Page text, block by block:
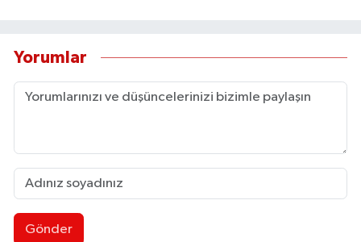
Yorumlar
Gönder